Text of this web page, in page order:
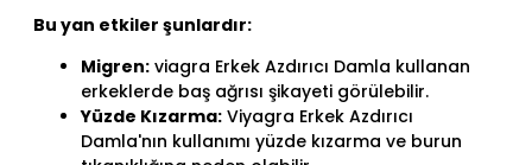
Bu yan etkiler şunlardır:
Migren: viagra Erkek Azdırıcı Damla kullanan
erkeklerde baş ağrısı şikayeti görülebilir.
Yüzde Kızarma: Viyagra Erkek Azdırıcı
Damla'nın kullanımı yüzde kızarma ve burun